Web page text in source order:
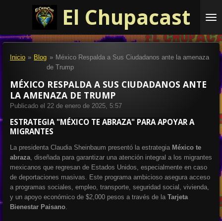
principal
El Chupacast
Inicio » Blog » México Respalda a Sus Ciudadanos ante la amenaza
de Trump
MÉXICO RESPALDA A SUS CIUDADANOS ANTE
LA AMENAZA DE TRUMP
Publicado el 22 de enero de 2025, 5:57
ESTRATEGIA "MÉXICO TE ABRAZA" PARA APOYAR A
MIGRANTES
La presidenta Claudia Sheinbaum presentó la estrategia México te
abraza, diseñada para garantizar una atención integral a los migrantes
mexicanos que regresan de Estados Unidos, especialmente en caso
de deportaciones masivas. Este programa ambicioso asegura acceso
a programas sociales, empleo, transporte, seguridad social, vivienda,
y un apoyo económico de $2,000 pesos a través de la Tarjeta
Bienestar Paisano.